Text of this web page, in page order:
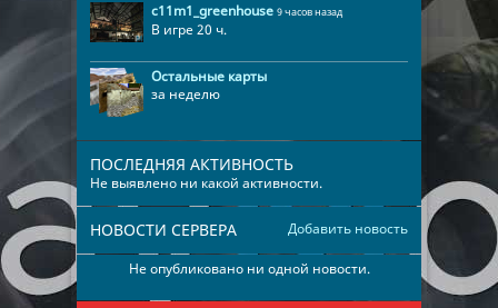
c11m1_greenhouse 9 часов назад
В игре 20 ч.
Остальные карты
за неделю
ПОСЛЕДНЯЯ АКТИВНОСТЬ
Не выявлено ни какой активности.
Добавить новость
НОВОСТИ СЕРВЕРА
Не опубликовано ни одной новости.